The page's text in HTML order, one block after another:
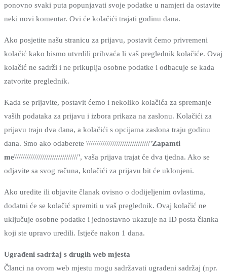
ponovno svaki puta popunjavati svoje podatke u namjeri da ostavite
neki novi komentar. Ovi će kolačići trajati godinu dana.
Ako posjetite našu stranicu za prijavu, postavit ćemo privremeni
kolačić kako bismo utvrdili prihvaća li vaš preglednik kolačiće. Ovaj
kolačić ne sadrži i ne prikuplja osobne podatke i odbacuje se kada
zatvorite preglednik.
Kada se prijavite, postavit ćemo i nekoliko kolačića za spremanje
vaših podataka za prijavu i izbora prikaza na zaslonu. Kolačići za
prijavu traju dva dana, a kolačići s opcijama zaslona traju godinu
dana. Smo ako odaberete \\\\\\\\\\\\\\\\\\\\\\\\\\\\\\\"Zapamti
me\\\\\\\\\\\\\\\\\\\\\\\\\\\\\\\", vaša prijava trajat će dva tjedna. Ako se
odjavite sa svog računa, kolačići za prijavu bit će uklonjeni.
Ako uredite ili objavite članak ovisno o dodijeljenim ovlastima,
dodatni će se kolačić spremiti u vaš preglednik. Ovaj kolačić ne
uključuje osobne podatke i jednostavno ukazuje na ID posta članka
koji ste upravo uredili. Istječe nakon 1 dana.
Ugrađeni sadržaj s drugih web mjesta
Članci na ovom web mjestu mogu sadržavati ugrađeni sadržaj (npr.